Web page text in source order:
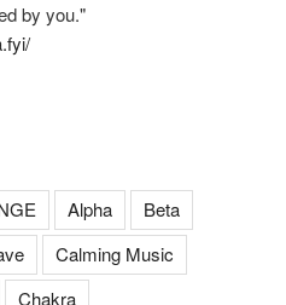
by you."
Alpha
Beta
Calming Music
Chakra